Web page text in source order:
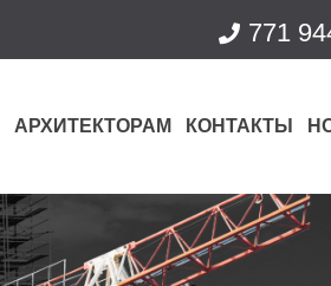
771
АРХИТЕКТОРАМ КОНТАКТЫ